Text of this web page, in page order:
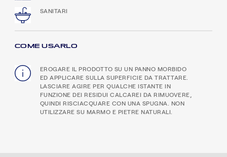
SANITARI
COME USARLO
EROGARE IL PRODOTTO SU UN PANNO MORBIDO
ED APPLICARE SULLA SUPERFICIE DA TRATTARE.
LASCIARE AGIRE PER QUALCHE ISTANTE IN
FUNZIONE DEI RESIDUI CALCAREI DA RIMUOVERE,
QUINDI RISCIACQUARE CON UNA SPUGNA. NON
UTILIZZARE SU MARMO E PIETRE NATURALI.